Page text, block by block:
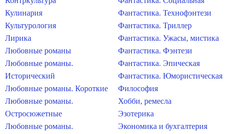
Кулинария
Культурология
Лирика
Любовные романы
Любовные романы.
Исторический
Любовные романы. Короткие
Любовные романы.
Остросюжетные
Любовные романы.
Фантастика. Технофэнтези
Фантастика. Триллер
Фантастика. Ужасы, мистика
Фантастика. Фэнтези
Фантастика. Эпическая
Фантастика. Юмористическая
Философия
Хобби, ремесла
Эзотерика
Экономика и бухгалтерия